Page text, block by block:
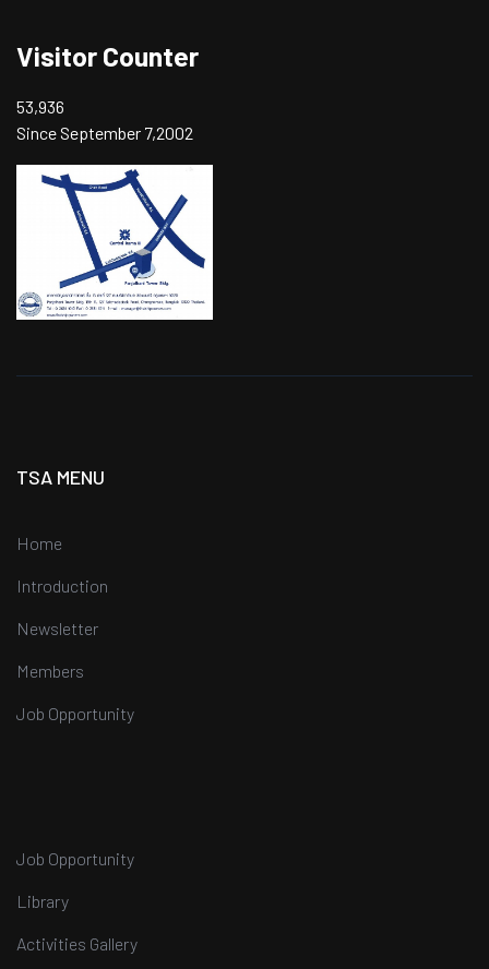
Visitor Counter
53,936
Since September 7,2002
TSA MENU
Home
Introduction
Newsletter
Members
Job Opportunity
Job Opportunity
Library
Activities Gallery